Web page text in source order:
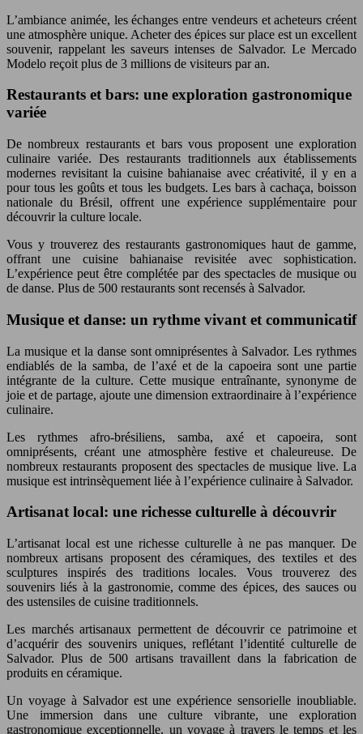
L’ambiance animée, les échanges entre vendeurs et acheteurs créent
une atmosphère unique. Acheter des épices sur place est un excellent
souvenir, rappelant les saveurs intenses de Salvador. Le Mercado
Modelo reçoit plus de 3 millions de visiteurs par an.
Restaurants et bars: une exploration gastronomique
variée
De nombreux restaurants et bars vous proposent une exploration
culinaire variée. Des restaurants traditionnels aux établissements
modernes revisitant la cuisine bahianaise avec créativité, il y en a
pour tous les goûts et tous les budgets. Les bars à cachaça, boisson
nationale du Brésil, offrent une expérience supplémentaire pour
découvrir la culture locale.
Vous y trouverez des restaurants gastronomiques haut de gamme,
offrant une cuisine bahianaise revisitée avec sophistication.
L’expérience peut être complétée par des spectacles de musique ou
de danse. Plus de 500 restaurants sont recensés à Salvador.
Musique et danse: un rythme vivant et communicatif
La musique et la danse sont omniprésentes à Salvador. Les rythmes
endiablés de la samba, de l’axé et de la capoeira sont une partie
intégrante de la culture. Cette musique entraînante, synonyme de
joie et de partage, ajoute une dimension extraordinaire à l’expérience
culinaire.
Les rythmes afro-brésiliens, samba, axé et capoeira, sont
omniprésents, créant une atmosphère festive et chaleureuse. De
nombreux restaurants proposent des spectacles de musique live. La
musique est intrinsèquement liée à l’expérience culinaire à Salvador.
Artisanat local: une richesse culturelle à découvrir
L’artisanat local est une richesse culturelle à ne pas manquer. De
nombreux artisans proposent des céramiques, des textiles et des
sculptures inspirés des traditions locales. Vous trouverez des
souvenirs liés à la gastronomie, comme des épices, des sauces ou
des ustensiles de cuisine traditionnels.
Les marchés artisanaux permettent de découvrir ce patrimoine et
d’acquérir des souvenirs uniques, reflétant l’identité culturelle de
Salvador. Plus de 500 artisans travaillent dans la fabrication de
produits en céramique.
Un voyage à Salvador est une expérience sensorielle inoubliable.
Une immersion dans une culture vibrante, une exploration
gastronomique exceptionnelle, un voyage à travers le temps et les